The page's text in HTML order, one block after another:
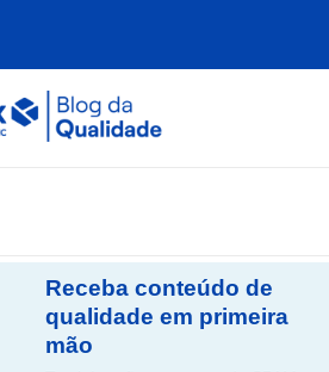
Receba conteúdo de
qualidade em primeira
mão